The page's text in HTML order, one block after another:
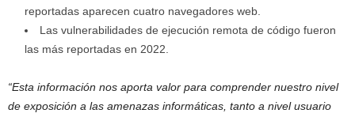
reportadas aparecen cuatro navegadores web.
Las vulnerabilidades de ejecución remota de código fueron
las más reportadas en 2022.
“Esta información nos aporta valor para comprender nuestro nivel
de exposición a las amenazas informáticas, tanto a nivel usuario